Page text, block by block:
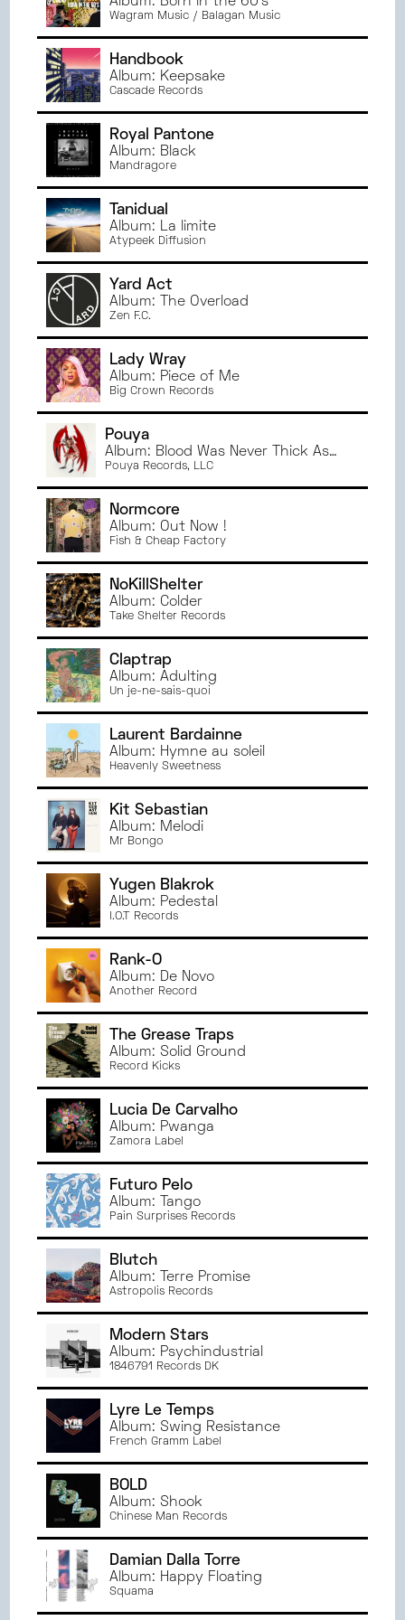
NOVEMBRE2024
OCTOBRE
SEPTEMBRE2024
JUIN2024
MAI2024
AVRIL
MARS
2024
FÉVRIER2024
JANVIER2024
DÉCEMBRE2023
NOVEMBRE2023
OCTOBRE2023
SEPTEMBRE 2023
JUIN2023
AVRIL
2023
MARS
2023
FÉVRIER
JANVIER
JUIN
2022
MAI
AVRIL
MARS
2022
ANGERS
RENNES
BESANÇON
MONTPELLIER
ORLÉANS
DIJON
BREST
Wagram Music / Balagan Music
Handbook
Album: Keepsake
Cascade Records
Royal Pantone
Album: Black
Mandragore
Tanidual
Album: La limite
Atypeek Diffusion
Yard Act
Album: The Overload
Zen F.C.
Lady Wray
Album: Piece of Me
Big Crown Records
Pouya
Album: Blood Was Never Thick As
Water
Pouya Records, LLC
Normcore
Album: Out Now !
Fish & Cheap Factory
NoKillShelter
Album: Colder
Take Shelter Records
Claptrap
Album: Adulting
Un je-ne-sais-quoi
Laurent Bardainne
Album: Hymne au soleil
Heavenly Sweetness
Kit Sebastian
Album: Melodi
Mr Bongo
Yugen Blakrok
Album: Pedestal
I.O.T Records
Rank-O
Album: De Novo
Another Record
The Grease Traps
Album: Solid Ground
Record Kicks
Lucia De Carvalho
Album: Pwanga
Zamora Label
Futuro Pelo
Album: Tango
Pain Surprises Records
Blutch
Album: Terre Promise
Astropolis Records
Modern Stars
Album: Psychindustrial
1846791 Records DK
Lyre Le Temps
Album: Swing Resistance
French Gramm Label
BOLD
Album: Shook
Chinese Man Records
Damian Dalla Torre
Album: Happy Floating
Squama